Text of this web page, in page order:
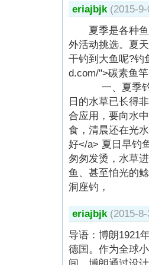
eriajbjk (2015-
夏季是各种鱼
外活动挑选。夏
干钓到大鱼呢?钓
d.com/">碳素鱼
一、夏季钓鱼
日的水草已长得
合应用，要向水
食，清晨还在光
好</a> 夏日早钓
匆匆发烫，水草
鱼、甚至怕光的
洞座钓，
eriajbjk (2015-
导语：博朗1921
德国。作为全球